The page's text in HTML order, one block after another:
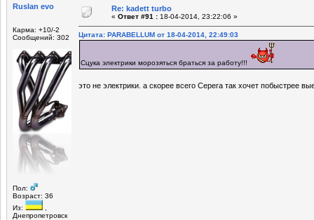
Ruslan evo
Карма: +10/-2
Сообщений: 302
Пол:
Возраст: 36
Из:
Днепропетровск
Re: kadett turbo
« Ответ #91 : 18-04-2014, 23:22:06 »
Цитата: PARABELLUM от 18-04-2014, 22:49:03
Сцука электрики морозяться браться за работу!!!
это не электрики. а скорее всего Серега так хочет побыстрее